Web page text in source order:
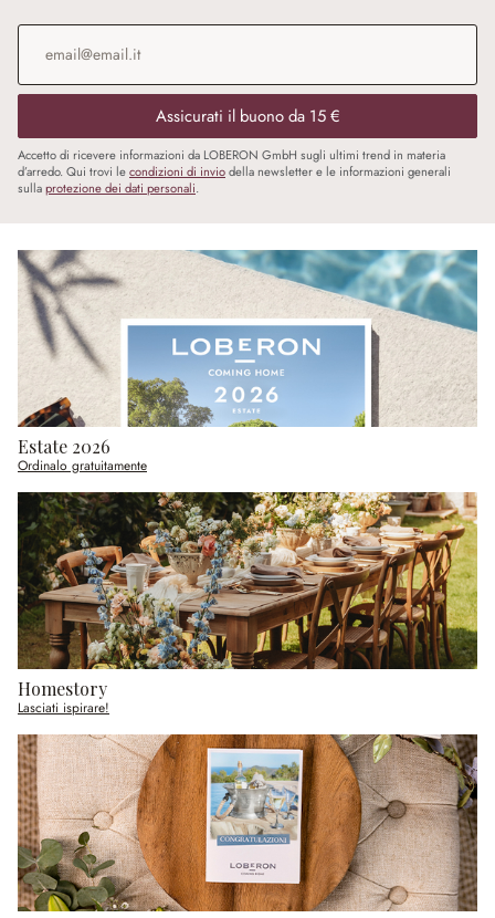
Indirizzo e-mail
Assicurati il buono da 15 €
Accetto di ricevere informazioni da LOBERON GmbH sugli ultimi trend in materia
d’arredo. Qui trovi lecondizioni di inviodella newsletter e le informazioni generali
sullaprotezione dei dati personali.
Estate 2026
Ordinalo gratuitamente
Homestory
Lasciati ispirare!